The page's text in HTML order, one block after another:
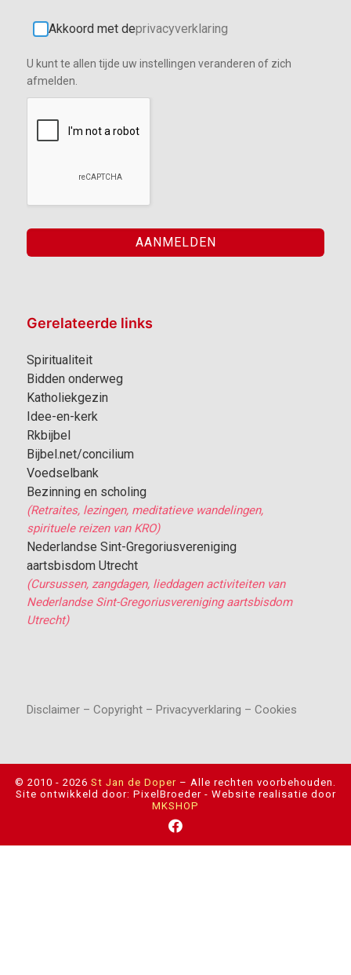
Akkoord met deprivacyverklaring
U kunt te allen tijde uw instellingen veranderen of zich
afmelden.
Gerelateerde links
Spiritualiteit
Bidden onderweg
Katholiekgezin
Idee-en-kerk
Rkbijbel
Bijbel.net/concilium
Voedselbank
Bezinning en scholing
(Retraites, lezingen, meditatieve wandelingen,
spirituele reizen van KRO)
Nederlandse Sint-Gregoriusvereniging
aartsbisdom Utrecht
(Cursussen, zangdagen, lieddagen activiteiten van
Nederlandse Sint-Gregoriusvereniging aartsbisdom
Utrecht)
Disclaimer – Copyright – Privacyverklaring – Cookies
© 2010 - 2026 St Jan de Doper – Alle rechten voorbehouden.
Site ontwikkeld door: PixelBroeder - Website realisatie door
MKSHOP